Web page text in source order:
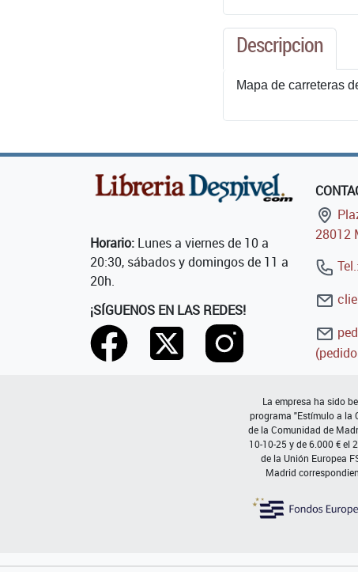
Descripcion
Mapa de carreteras
Horario: Lunes a viernes de 10 a
20:30, sábados y domingos de 11 a
20h.
¡SÍGUENOS EN LAS REDES!
28012
La empresa ha sido
programa "Estímulo a la
de la Comunidad de
10-10-25 y de 6.000 € el
de la Unión Europea
Madrid